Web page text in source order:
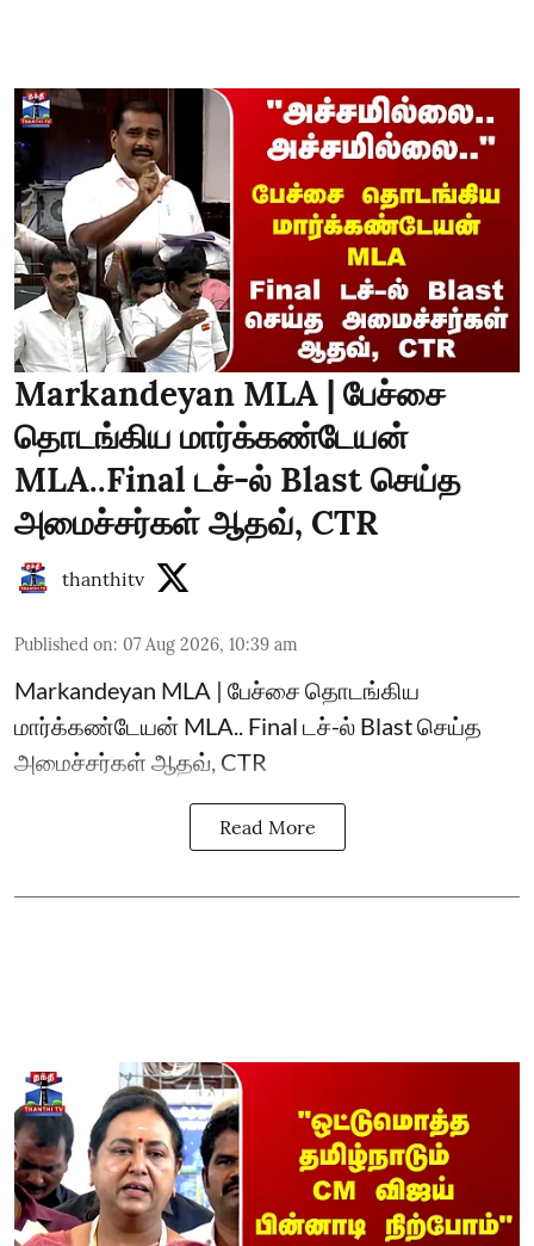
Markandeyan MLA | பேச்சை
தொடங்கிய மார்க்கண்டேயன்
MLA..Final டச்-ல் Blast செய்த
அமைச்சர்கள் ஆதவ், CTR
thanthitv
Published on: 07 Aug 2026, 10:39 am
Markandeyan MLA | பேச்சை தொடங்கிய
மார்க்கண்டேயன் MLA.. Final டச்-ல் Blast செய்த
அமைச்சர்கள் ஆதவ், CTR
Read More